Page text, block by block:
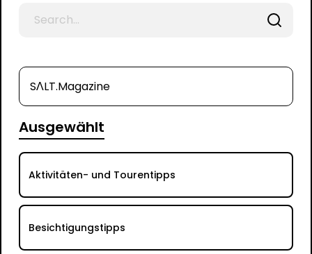
SΛLT.Magazine
Ausgewählt
Aktivitäten- und Tourentipps
Besichtigungstipps